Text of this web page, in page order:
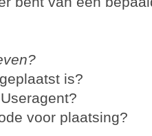
is?
voor plaatsing?